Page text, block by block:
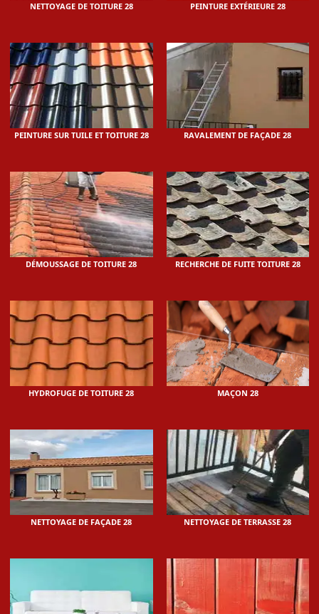
NETTOYAGE DE TOITURE 28 PEINTURE EXTÉRIEURE 28
PEINTURE SUR TUILE ET TOITURE 28 RAVALEMENT DE FAÇADE 28
DÉMOUSSAGE DE TOITURE 28 RECHERCHE DE FUITE TOITURE 28
HYDROFUGE DE TOITURE 28 MAÇON 28
NETTOYAGE DE FAÇADE 28 NETTOYAGE DE TERRASSE 28